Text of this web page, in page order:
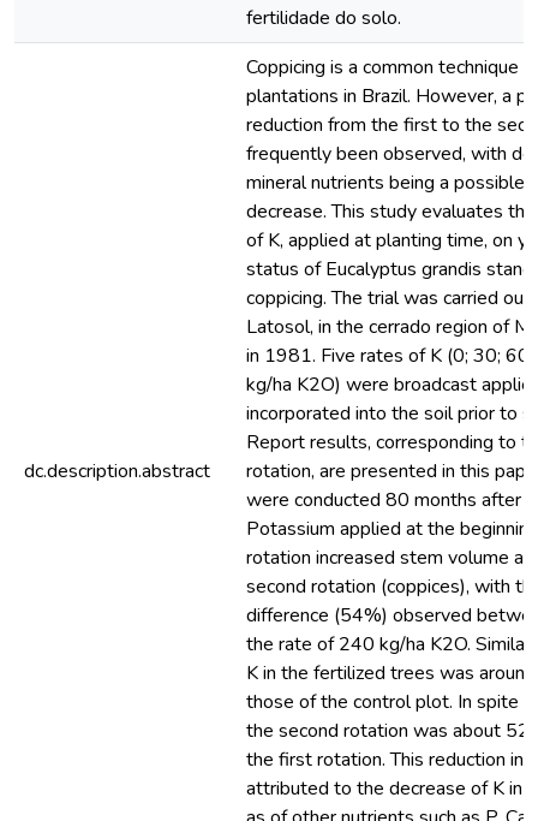
fertilidade do solo.
dc.description.abstract
Coppicing is a common technique
plantations in Brazil. However, a
reduction from the first to the
frequently been observed, with
mineral nutrients being a possible
decrease. This study evaluates
of K, applied at planting time, on
status of Eucalyptus grandis
coppicing. The trial was carried
Latosol, in the cerrado region of
in 1981. Five rates of K (0; 30;
kg/ha K2O) were broadcast
incorporated into the soil prior to
Report results, corresponding to
rotation, are presented in this
were conducted 80 months after
Potassium applied at the
rotation increased stem volume
second rotation (coppices), with
difference (54%) observed
the rate of 240 kg/ha K2O.
K in the fertilized trees was
those of the control plot. In spite
the second rotation was about
the first rotation. This reduction in
attributed to the decrease of K in